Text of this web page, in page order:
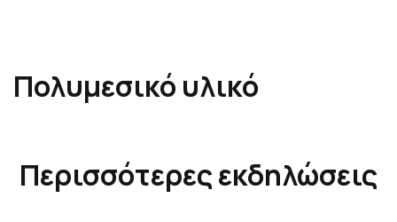
Πολυμεσικό υλικό
Περισσότερες εκδηλώσεις